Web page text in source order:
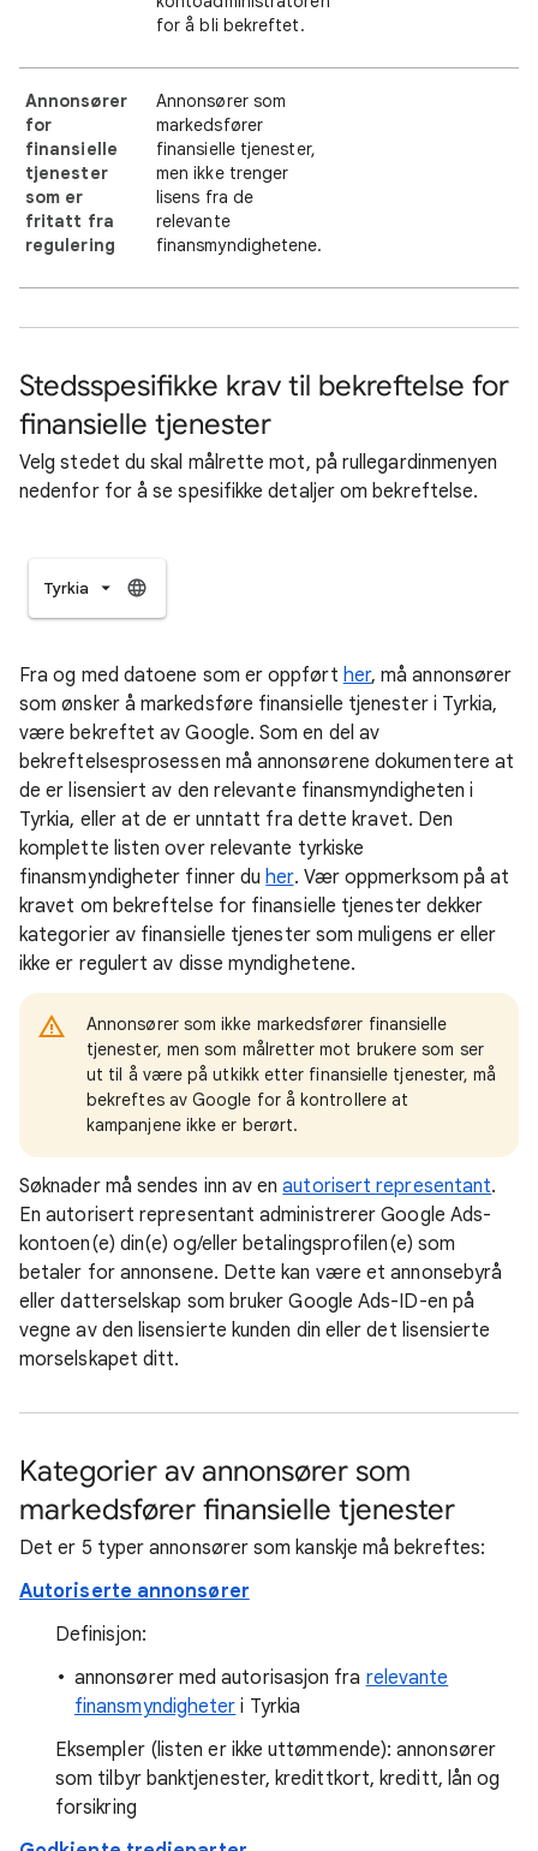
for å bli bekreftet.
Annonsører
for
finansielle
tjenester
som er
fritatt fra
regulering
Annonsører som
markedsfører
finansielle tjenester,
men ikke trenger
lisens fra de
relevante
finansmyndighetene.
Stedsspesifikke krav til bekreftelse for
finansielle tjenester
Velg stedet du skal målrette mot, på rullegardinmenyen
nedenfor for å se spesifikke detaljer om bekreftelse.
Tyrkia
Fra og med datoene som er oppført her, må annonsører
som ønsker å markedsføre finansielle tjenester i Tyrkia,
være bekreftet av Google. Som en del av
bekreftelsesprosessen må annonsørene dokumentere at
de er lisensiert av den relevante finansmyndigheten i
Tyrkia, eller at de er unntatt fra dette kravet. Den
komplette listen over relevante tyrkiske
finansmyndigheter finner duher. Vær oppmerksom på at
kravet om bekreftelse for finansielle tjenester dekker
kategorier av finansielle tjenester som muligens er eller
ikke er regulert av disse myndighetene.
Annonsører som ikke markedsfører finansielle
tjenester, men som målretter mot brukere som ser
ut til å være på utkikk etter finansielle tjenester, må
bekreftes av Google for å kontrollere at
kampanjene ikke er berørt.
Søknader må sendes inn av enautorisert representant.
En autorisert representant administrerer Google Ads-
kontoen(e) din(e) og/eller betalingsprofilen(e) som
betaler for annonsene. Dette kan være et annonsebyrå
eller datterselskap som bruker Google Ads-ID-en på
vegne av den lisensierte kunden din eller det lisensierte
morselskapet ditt.
Kategorier av annonsører som
markedsfører finansielle tjenester
Det er 5 typer annonsører som kanskje må bekreftes:
Autoriserte annonsører
Definisjon:
annonsører med autorisasjon fra relevante
finansmyndigheter i Tyrkia
Eksempler (listen er ikke uttømmende): annonsører
som tilbyr banktjenester, kredittkort, kreditt, lån og
forsikring